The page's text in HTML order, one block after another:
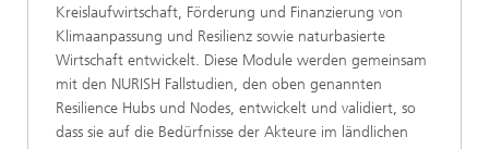
Kreislaufwirtschaft, Förderung und Finanzierung von
Klimaanpassung und Resilienz sowie naturbasierte
Wirtschaft entwickelt. Diese Module werden gemeinsam
mit den NURISH Fallstudien, den oben genannten
Resilience Hubs und Nodes, entwickelt und validiert, so
dass sie auf die Bedürfnisse der Akteure im ländlichen